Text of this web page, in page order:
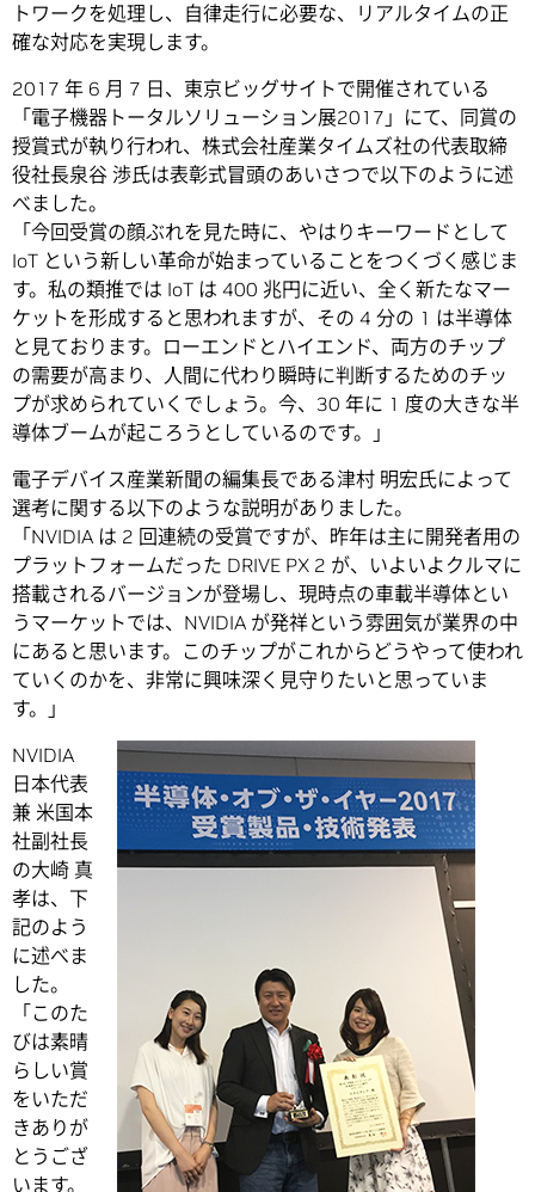
トワークを処理し、自律走行に必要な、リアルタイムの正
確な対応を実現します。
2017 年 6 月 7 日、東京ビッグサイトで開催されている
「電子機器トータルソリューション展2017」にて、同賞の
授賞式が執り行われ、株式会社産業タイムズ社の代表取締
役社長泉谷 渉氏は表彰式冒頭のあいさつで以下のように述
べました。
「今回受賞の顔ぶれを見た時に、やはりキーワードとして
IoT という新しい革命が始まっていることをつくづく感じま
す。私の類推では IoT は 400 兆円に近い、全く新たなマー
ケットを形成すると思われますが、その 4 分の 1 は半導体
と見ております。ローエンドとハイエンド、両方のチップ
の需要が高まり、人間に代わり瞬時に判断するためのチッ
プが求められていくでしょう。今、30 年に 1 度の大きな半
導体ブームが起ころうとしているのです。」
電子デバイス産業新聞の編集長である津村 明宏氏によって
選考に関する以下のような説明がありました。
「NVIDIA は 2 回連続の受賞ですが、昨年は主に開発者用の
プラットフォームだった DRIVE PX 2 が、いよいよクルマに
搭載されるバージョンが登場し、現時点の車載半導体とい
うマーケットでは、NVIDIA が発祥という雰囲気が業界の中
にあると思います。このチップがこれからどうやって使われ
ていくのかを、非常に興味深く見守りたいと思っていま
す。」
NVIDIA
日本代表
兼 米国本
社副社長
の大崎 真
孝は、下
記のよう
に述べま
した。
「このた
びは素晴
らしい賞
をいただ
きありが
とうござ
います。